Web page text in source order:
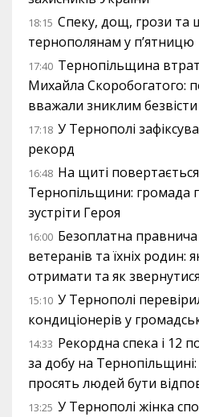
18:15 Спеку, дощ, грози та
тернополянам у п’ятницю
17:40 Тернопільщина
Михайла Скоробогатого:
вважали зниклим безвісти
17:18 У Тернополі
рекорд
16:48 На щиті
Тернопільщини: громада
зустріти Героя
16:00 Безоплатна
ветеранів та їхніх родин:
отримати та як звернутися
15:10 У Тернополі
кондиціонерів у
14:33 Рекордна спека і 12
за добу на
просять людей бути
13:25 У Тернополі жінка